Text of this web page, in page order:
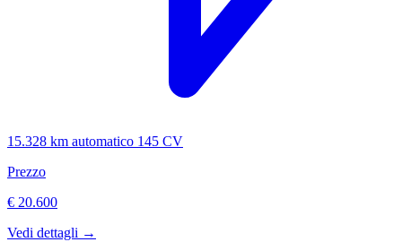
15.328 km automatico 145 CV
Prezzo
€ 20.600
Vedi dettagli →